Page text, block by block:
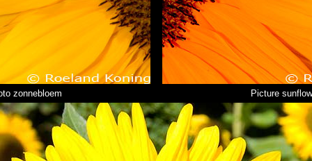
zonnebloem Picture